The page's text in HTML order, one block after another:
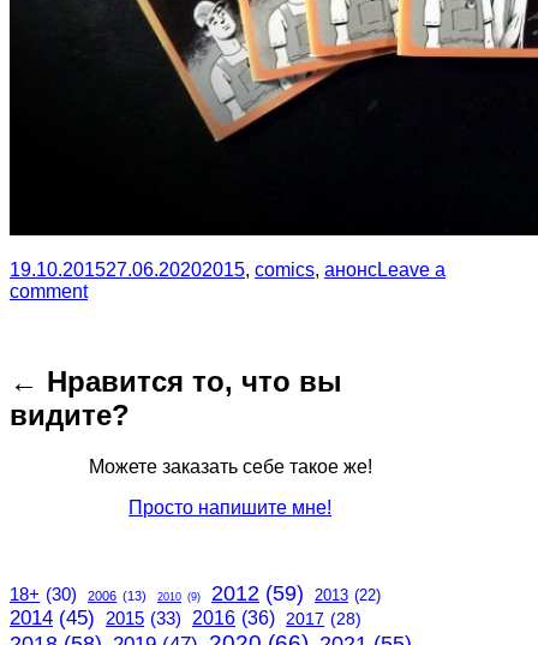
19.10.201527.06.20202015, comics, анонсLeave a
comment
← Нравится то, что вы
видите?
Можете заказать себе такое же!
Просто напишите мне!
18+ (30) 2006 (13) 2010 (9) 2012 (59) 2013 (22)
2014 (45) 2015 (33) 2016 (36) 2017 (28)